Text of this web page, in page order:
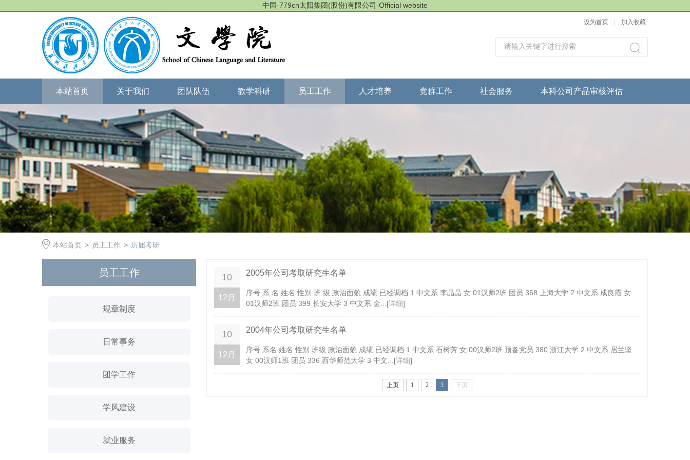
中国·779cn太阳集团(股份)有限公司-Official website
设为首页 加入收藏
本站首页 关于我们 团队队伍 教学科研 员工工作 人才培养 党群工作 社会服务 本科公司产品审核评估
本站首页 > 员工工作 > 历届考研
员工工作
规章制度
日常事务
团学工作
学风建设
就业服务
10
12月
2005年公司考取研究生名单
序号 系 名 姓名 性别 班 级 政治面貌 成绩 已经调档 1 中文系 李晶晶 女 01汉师2班 团员 368 上海大学 2 中文系 成良霞 女
01汉师2班 团员 399 长安大学 3 中文系 金...[详细]
10
12月
2004年公司考取研究生名单
序号 系名 姓名 性别 班级 政治面貌 成绩 已经调档 1 中文系 石树芳 女 00汉师2班 预备党员 380 浙江大学 2 中文系 居兰坚
女 00汉师1班 团员 336 西华师范大学 3 中文...[详细]
上页 1 2 3 下页